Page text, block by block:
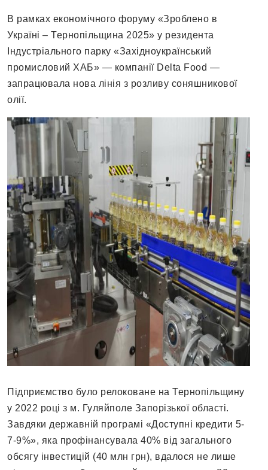
В рамках економічного форуму «Зроблено в
Україні – Тернопільщина 2025» у резидента
Індустріального парку «Західноукраїнський
промисловий ХАБ» — компанії Delta Food —
запрацювала нова лінія з розливу соняшникової
олії.
Підприємство було релоковане на Тернопільщину
у 2022 році з м. Гуляйполе Запорізької області.
Завдяки державній програмі «Доступні кредити 5-
7-9%», яка профінансувала 40% від загального
обсягу інвестицій (40 млн грн), вдалося не лише